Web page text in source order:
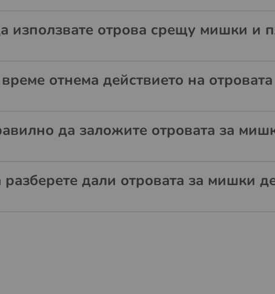
използвате отрова срещу мишки и
отнема действието на
да заложите отровата за
разберете дали отровата за мишки